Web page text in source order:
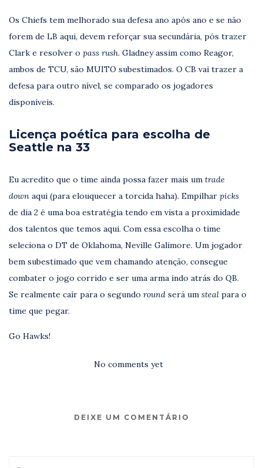
Os Chiefs tem melhorado sua defesa ano após ano e se não
forem de LB aqui, devem reforçar sua secundária, pós trazer
Clark e resolver o pass rush. Gladney assim como Reagor,
ambos de TCU, são MUITO subestimados. O CB vai trazer a
defesa para outro nível, se comparado os jogadores
disponíveis.
Licença poética para escolha de
Seattle na 33
Eu acredito que o time ainda possa fazer mais um trade
down aqui (para elouquecer a torcida haha). Empilhar picks
de dia 2 é uma boa estratégia tendo em vista a proximidade
dos talentos que temos aqui. Com essa escolha o time
seleciona o DT de Oklahoma, Neville Galimore. Um jogador
bem subestimado que vem chamando atenção, consegue
combater o jogo corrido e ser uma arma indo atrás do QB.
Se realmente cair para o segundo round será um steal para o
time que pegar.
Go Hawks!
No comments yet
DEIXE UM COMENTÁRIO